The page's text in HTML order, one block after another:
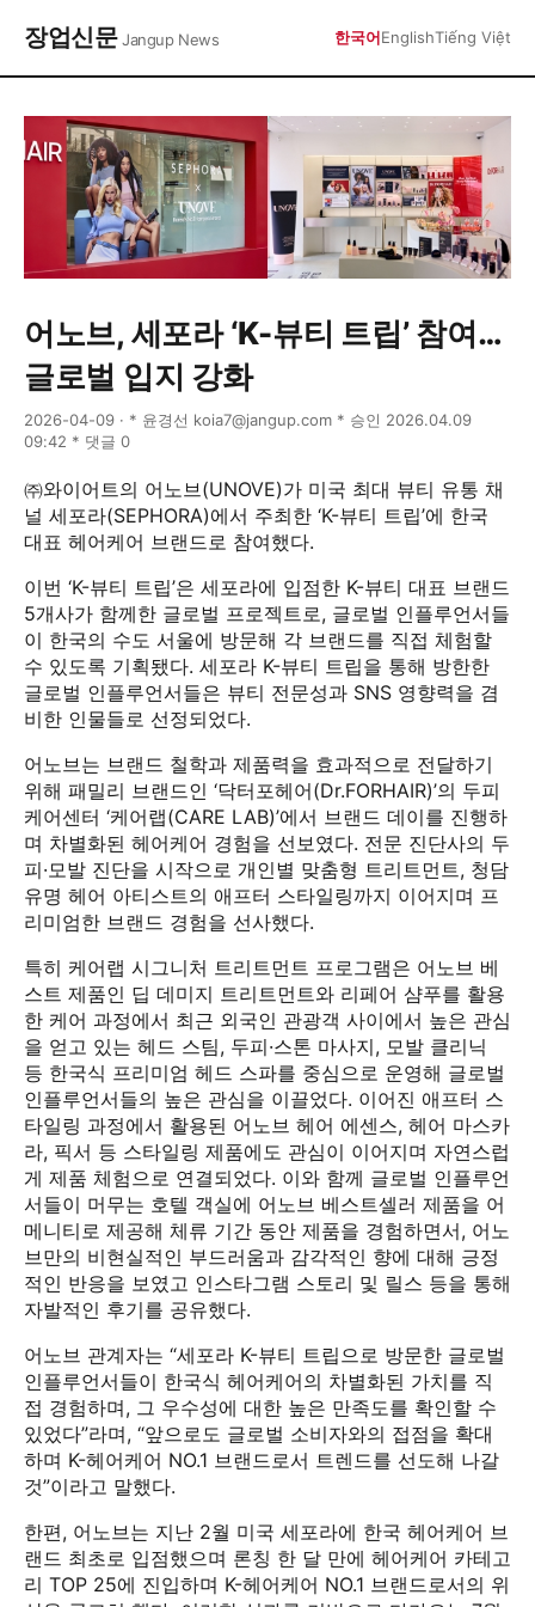
장업신문Jangup News 한국어EnglishTiếng Việt
어노브, 세포라 ‘K-뷰티 트립’ 참여…
글로벌 입지 강화
2026-04-09 · * 윤경선 koia7@jangup.com * 승인 2026.04.09
09:42 * 댓글 0
㈜와이어트의 어노브(UNOVE)가 미국 최대 뷰티 유통 채
널 세포라(SEPHORA)에서 주최한 ‘K-뷰티 트립’에 한국
대표 헤어케어 브랜드로 참여했다.
이번 ‘K-뷰티 트립’은 세포라에 입점한 K-뷰티 대표 브랜드
5개사가 함께한 글로벌 프로젝트로, 글로벌 인플루언서들
이 한국의 수도 서울에 방문해 각 브랜드를 직접 체험할
수 있도록 기획됐다. 세포라 K-뷰티 트립을 통해 방한한
글로벌 인플루언서들은 뷰티 전문성과 SNS 영향력을 겸
비한 인물들로 선정되었다.
어노브는 브랜드 철학과 제품력을 효과적으로 전달하기
위해 패밀리 브랜드인 ‘닥터포헤어(Dr.FORHAIR)’의 두피
케어센터 ‘케어랩(CARE LAB)’에서 브랜드 데이를 진행하
며 차별화된 헤어케어 경험을 선보였다. 전문 진단사의 두
피·모발 진단을 시작으로 개인별 맞춤형 트리트먼트, 청담
유명 헤어 아티스트의 애프터 스타일링까지 이어지며 프
리미엄한 브랜드 경험을 선사했다.
특히 케어랩 시그니처 트리트먼트 프로그램은 어노브 베
스트 제품인 딥 데미지 트리트먼트와 리페어 샴푸를 활용
한 케어 과정에서 최근 외국인 관광객 사이에서 높은 관심
을 얻고 있는 헤드 스팀, 두피·스톤 마사지, 모발 클리닉
등 한국식 프리미엄 헤드 스파를 중심으로 운영해 글로벌
인플루언서들의 높은 관심을 이끌었다. 이어진 애프터 스
타일링 과정에서 활용된 어노브 헤어 에센스, 헤어 마스카
라, 픽서 등 스타일링 제품에도 관심이 이어지며 자연스럽
게 제품 체험으로 연결되었다. 이와 함께 글로벌 인플루언
서들이 머무는 호텔 객실에 어노브 베스트셀러 제품을 어
메니티로 제공해 체류 기간 동안 제품을 경험하면서, 어노
브만의 비현실적인 부드러움과 감각적인 향에 대해 긍정
적인 반응을 보였고 인스타그램 스토리 및 릴스 등을 통해
자발적인 후기를 공유했다.
어노브 관계자는 “세포라 K-뷰티 트립으로 방문한 글로벌
인플루언서들이 한국식 헤어케어의 차별화된 가치를 직
접 경험하며, 그 우수성에 대한 높은 만족도를 확인할 수
있었다”라며, “앞으로도 글로벌 소비자와의 접점을 확대
하며 K-헤어케어 NO.1 브랜드로서 트렌드를 선도해 나갈
것”이라고 말했다.
한편, 어노브는 지난 2월 미국 세포라에 한국 헤어케어 브
랜드 최초로 입점했으며 론칭 한 달 만에 헤어케어 카테고
리 TOP 25에 진입하며 K-헤어케어 NO.1 브랜드로서의 위